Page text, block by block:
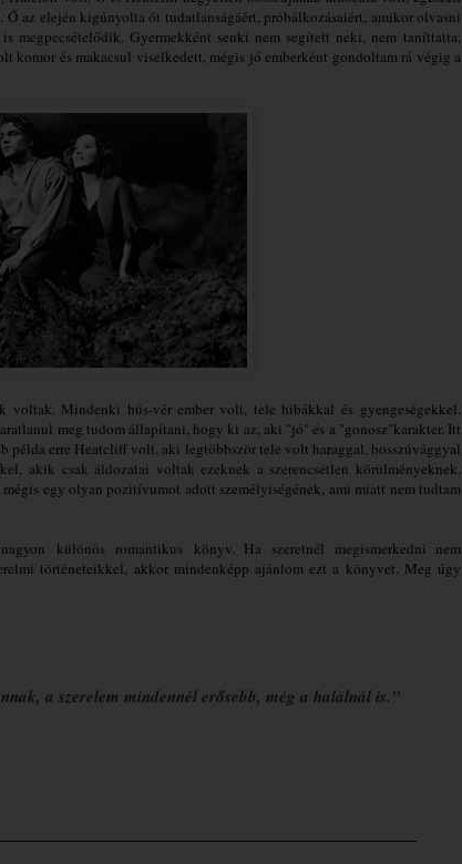
az elején kigúnyolta őt tudatlanságáért, próbálkozásaiért, amikor olvasni
megpecsételődik. Gyermekként senki nem segített neki, nem taníttatta,
komor és makacsul viselkedett, mégis jó emberként gondoltam rá végig a
voltak. Mindenki hús-vér ember volt, tele hibákkal és gyengeségekkel.
meg tudom állapítani, hogy ki az, aki "jó" és a "gonosz"karakter. Itt
példa erre Heatcliff volt, aki legtöbbször tele volt haraggal, bosszúvággyal
akik csak áldozatai voltak ezeknek a szerencsétlen körülményeknek.
egy olyan pozitívumot adott személyiségének, ami miatt nem tudtam
különös romantikus könyv. Ha szeretnél megismerkedni nem
történeteikkel, akkor mindenképp ajánlom ezt a könyvet. Meg úgy
a szerelem mindennél erősebb, még a halálnál is."